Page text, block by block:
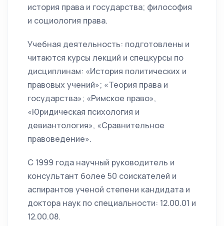
история права и государства; философия
и социология права.
Учебная деятельность: подготовлены и
читаются курсы лекций и спецкурсы по
дисциплинам: «История политических и
правовых учений»; «Теория права и
государства»; «Римское право»,
«Юридическая психология и
девиантология», «Сравнительное
правоведение».
С 1999 года научный руководитель и
консультант более 50 соискателей и
аспирантов ученой степени кандидата и
доктора наук по специальности: 12.00.01 и
12.00.08.